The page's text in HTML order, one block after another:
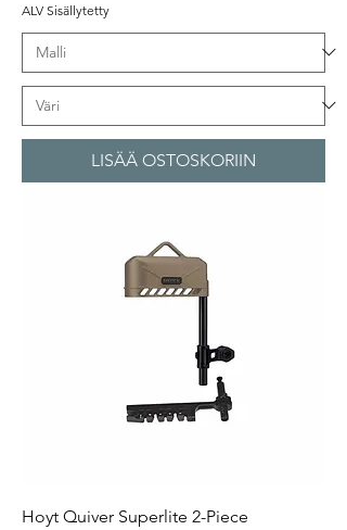
ALV Sisällytetty
LISÄÄ OSTOSKORIIN
Hoyt Quiver Superlite 2-Piece